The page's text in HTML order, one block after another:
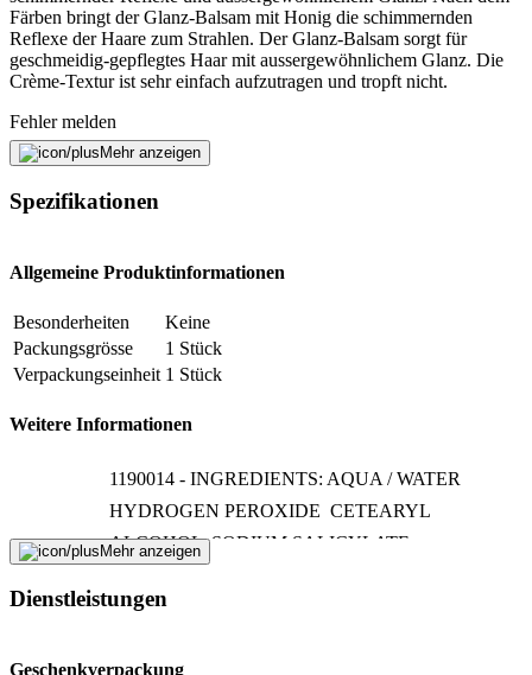
Färben bringt der Glanz-Balsam mit Honig die schimmernden
Reflexe der Haare zum Strahlen. Der Glanz-Balsam sorgt für
geschmeidig-gepflegtes Haar mit aussergewöhnlichem Glanz. Die
Crème-Textur ist sehr einfach aufzutragen und tropft nicht.
Fehler melden
Beschreibung
E-Mail-Adresse (optional)
Formular schliessen
Falsche Daten melden
Mehr anzeigen
Spezifikationen
Allgemeine Produktinformationen
Besonderheiten
Keine
Packungsgrösse
1 Stück
Verpackungseinheit 1 Stück
Weitere Informationen
1190014 - INGREDIENTS: AQUA / WATER 
HYDROGEN PEROXIDE  CETEARYL
ALCOHOL  SODIUM SALICYLATE 
PHOSPHORIC ACID  CETEARETH-25 
TETRASODIUM PYROPHOSPHATE 
Mehr anzeigen
Dienstleistungen
Geschenkverpackung